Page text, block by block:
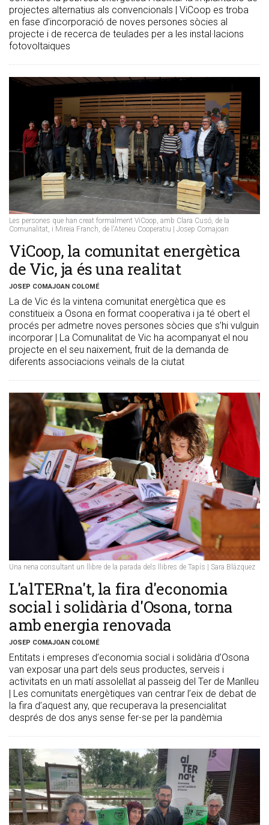
projectes alternatius als convencionals | ViCoop es troba
en fase d’incorporació de noves persones sòcies al
projecte i de recerca de teulades per a les instal·lacions
fotovoltaiques
Les persones que han creat formalment ViCoop, amb Clara Cusó, de la
Comunalitat, i Mireia Franch, de l'Ateneu Cooperatiu | Josep Comajoan
ViCoop, la comunitat energètica
de Vic, ja és una realitat
JOSEP COMAJOAN COLOMÉ
La de Vic és la vintena comunitat energètica que es
constitueix a Osona en format cooperativa i ja té obert el
procés per admetre noves persones sòcies que s’hi vulguin
incorporar | La Comunalitat de Vic ha acompanyat el nou
projecte en el seu naixement, fruit de la demanda de
diferents associacions veïnals de la ciutat
Una nena consultant un llibre de la parada dels llibres de Tapís | Sara Blázquez
L'alTERna't, la fira d'economia
social i solidària d'Osona, torna
amb energia renovada
JOSEP COMAJOAN COLOMÉ
Entitats i empreses d’economia social i solidària d’Osona
van exposar una part dels seus productes, serveis i
activitats en un matí assolellat al passeig del Ter de Manlleu
| Les comunitats energètiques van centrar l’eix de debat de
la fira d’aquest any, que recuperava la presencialitat
després de dos anys sense fer-se per la pandèmia